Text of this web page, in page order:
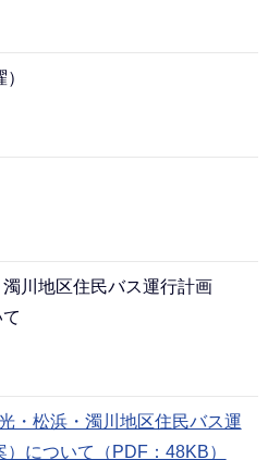
濁川地区住民バス運行計画
・松浜・濁川地区住民バス運
について（PDF：48KB）